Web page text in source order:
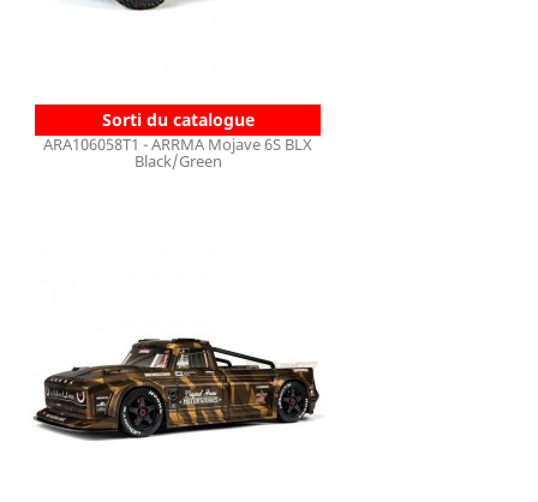
Sorti du catalogue
ARA106058T1 - ARRMA Mojave 6S BLX
Black/Green